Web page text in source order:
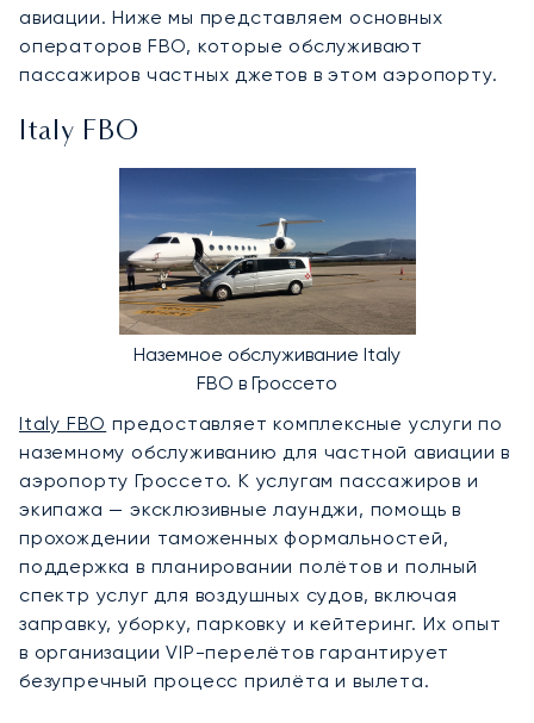
авиации. Ниже мы представляем основных
операторов FBO, которые обслуживают
пассажиров частных джетов в этом аэропорту.
Italy FBO
Наземное обслуживание Italy
FBO в Гроссето
Italy FBO предоставляет комплексные услуги по
наземному обслуживанию для частной авиации в
аэропорту Гроссето. К услугам пассажиров и
экипажа — эксклюзивные лаунджи, помощь в
прохождении таможенных формальностей,
поддержка в планировании полётов и полный
спектр услуг для воздушных судов, включая
заправку, уборку, парковку и кейтеринг. Их опыт
в организации VIP-перелётов гарантирует
безупречный процесс прилёта и вылета.